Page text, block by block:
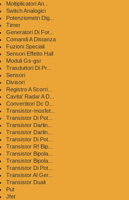
Moltiplicatori An...
Switch Analogici
Potenziometri Dig...
Timer
Generatori Di For...
Comandi A Distanza
Fuzioni Speciali
Sensori Effetto Hall
Moduli Gs-gsr
Trasduttori Di Pr...
Sensori
Divisori
Registro A Scorri...
Cavita' Radar A D...
Convertitori Dc D...
Transistor-mosfet...
Transistor Di Pot...
Transistor Darlin...
Transistor Darlin...
Transistor Di Pot...
Transistor Rf Bip...
Transistor Bipola...
Transistor Bipola...
Transistor Di Pot...
Transistor Al Ger...
Transistor Duali
Put
Jfet